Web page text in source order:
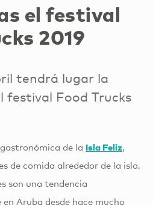
el festival
2019
tendrá lugar la
festival Food Trucks
de la Isla Feliz,
de comida alrededor de la isla.
son una tendencia
Aruba desde hace mucho